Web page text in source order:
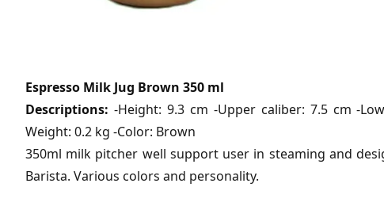
Espresso Milk Jug Brown 350 ml
Descriptions: -Height: 9.3 cm -Upper caliber: 7.5 cm -
Weight: 0.2 kg -Color: Brown
350ml milk pitcher well support user in steaming and
Barista. Various colors and personality.